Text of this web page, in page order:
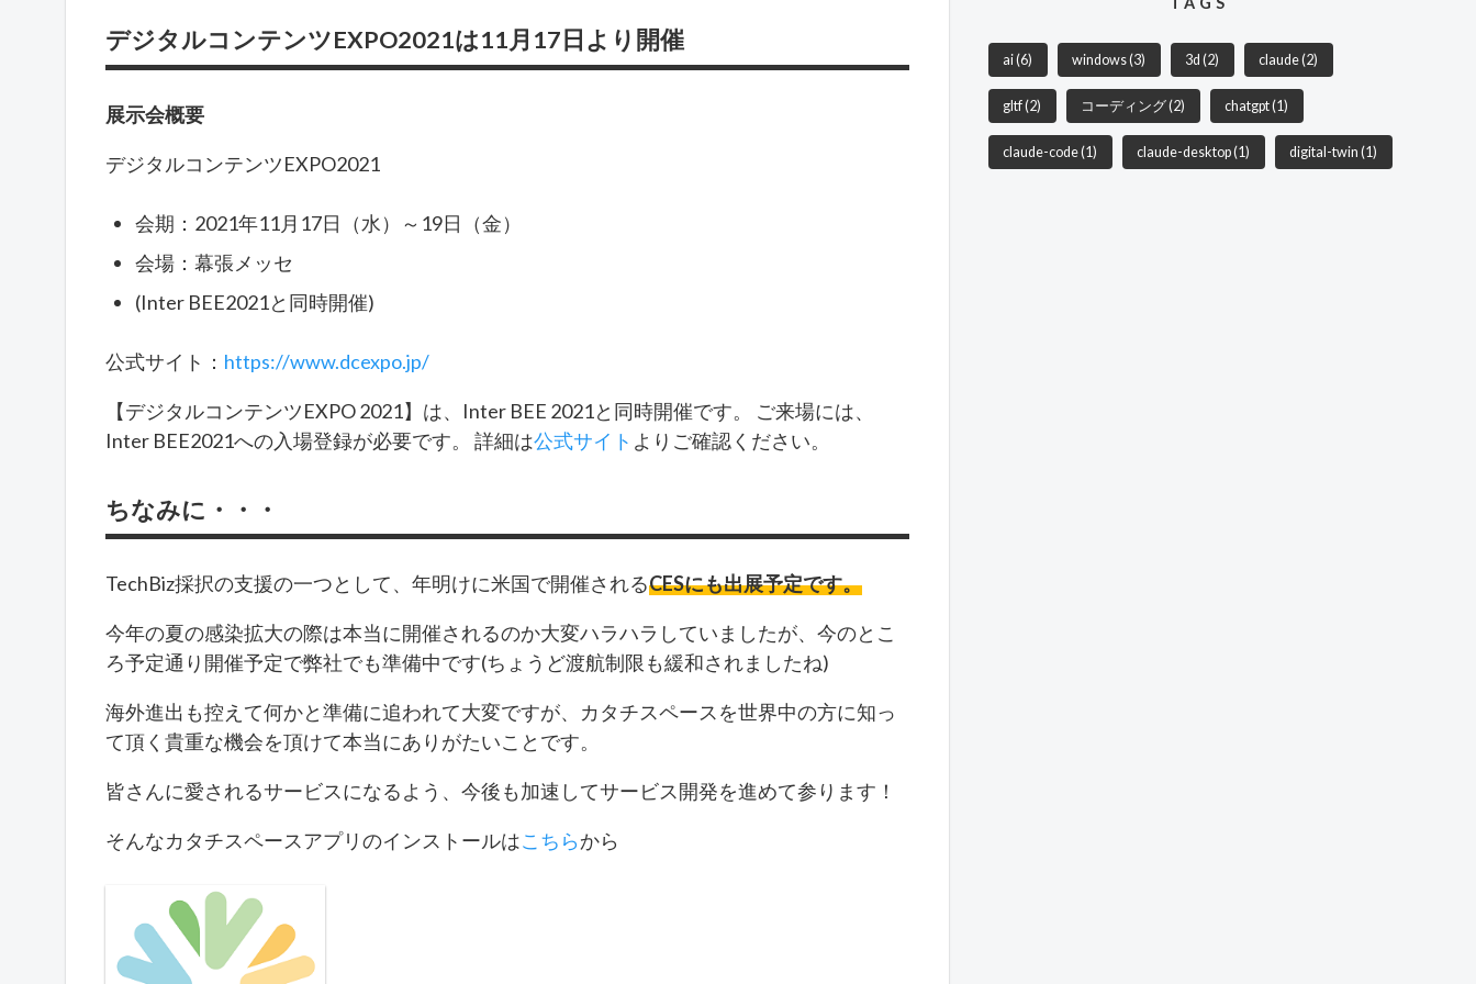
デジタルコンテンツEXPO2021は11月17日より開催
展示会概要
デジタルコンテンツEXPO2021
会期：2021年11月17日（水）～19日（金）
会場：幕張メッセ
(Inter BEE2021と同時開催)
公式サイト： https://www.dcexpo.jp/
【デジタルコンテンツEXPO 2021】は、Inter BEE 2021と同時開催です。 ご来場には、
Inter BEE2021への入場登録が必要です。 詳細は公式サイト よりご確認ください。
ちなみに・・・
TechBiz採択の支援の一つとして、年明けに米国で開催されるCESにも出展予定です。
今年の夏の感染拡大の際は本当に開催されるのか大変ハラハラしていましたが、今のとこ
ろ予定通り開催予定で弊社でも準備中です(ちょうど渡航制限も緩和されましたね)
海外進出も控えて何かと準備に追われて大変ですが、カタチスペースを世界中の方に知っ
て頂く貴重な機会を頂けて本当にありがたいことです。
皆さんに愛されるサービスになるよう、今後も加速してサービス開発を進めて参ります！
そんなカタチスペースアプリのインストールはこちらから
ai(6) windows(3) 3d(2) claude(2)
gltf(2) コーディング(2) chatgpt(1)
claude-code(1) claude-desktop(1) digital-twin(1)